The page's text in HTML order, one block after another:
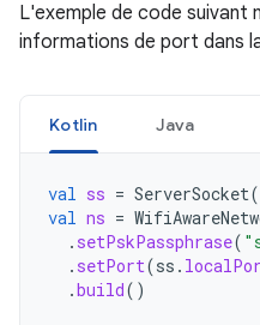
L'exemple de code suivant
informations de port dans
Kotlin Java
val ss = ServerSocket
val ns =
. setPskPassphrase(
. setPort(ss .
.build()